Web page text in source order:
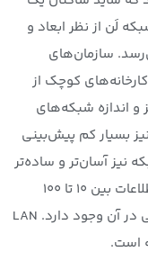
لَن از نظر ابعاد و
سازمان‌های
کوچک از
اندازه شبکه‌های
بسیار کم پیش‌بینی
نیز آسان‌تر و ساده‌تر
است. زمان در شبکه محلی لن برای انتقال اطلاعات بین ۱۰ تا ۱۰۰
میلیون بیت در ثانیه است و خطای بسیار کمی در آن وجود دارد. LAN
است.